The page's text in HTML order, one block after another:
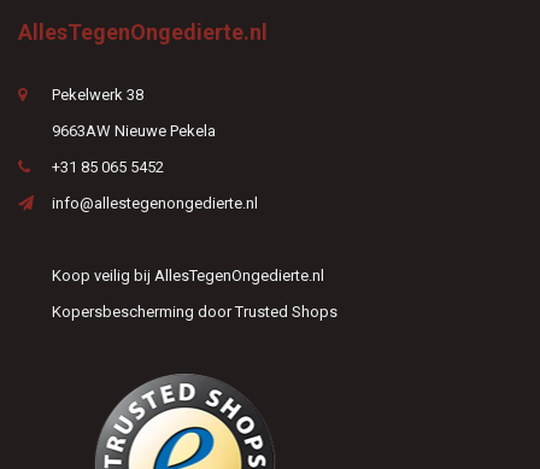
AllesTegenOngedierte.nl
Pekelwerk 38
9663AW Nieuwe Pekela
+31 85 065 5452
info@allestegenongedierte.nl
Koop veilig bij AllesTegenOngedierte.nl
Kopersbescherming door Trusted Shops